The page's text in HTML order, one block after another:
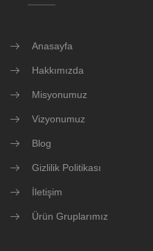
Anasayfa
Hakkımızda
Misyonumuz
Vizyonumuz
Blog
Gizlilik Politikası
İletişim
Ürün Gruplarımız